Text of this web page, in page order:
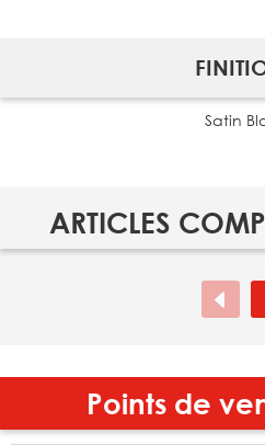
Satin
ARTICLES
Points de